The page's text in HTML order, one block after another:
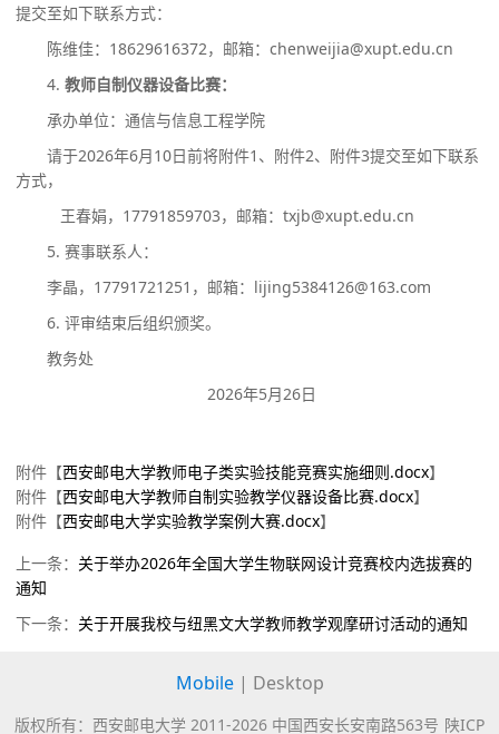
提交至如下联系方式：
陈维佳：18629616372，邮箱：chenweijia@xupt.edu.cn
4. 教师自制仪器设备比赛：
承办单位：通信与信息工程学院
请于2026年6月10日前将附件1、附件2、附件3提交至如下联系
方式，
王春娟，17791859703，邮箱：txjb@xupt.edu.cn
5. 赛事联系人：
李晶，17791721251，邮箱：lijing5384126@163.com
6. 评审结束后组织颁奖。
教务处
2026年5月26日
附件【西安邮电大学教师电子类实验技能竞赛实施细则.docx】
附件【西安邮电大学教师自制实验教学仪器设备比赛.docx】
附件【西安邮电大学实验教学案例大赛.docx】
上一条： 关于举办2026年全国大学生物联网设计竞赛校内选拔赛的
通知
下一条： 关于开展我校与纽黑文大学教师教学观摩研讨活动的通知
Mobile | Desktop
版权所有：西安邮电大学 2011-2026 中国西安长安南路563号 陕ICP